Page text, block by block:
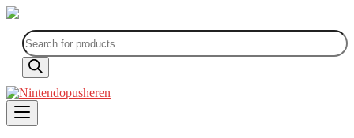
Products
search
Skip
to
content